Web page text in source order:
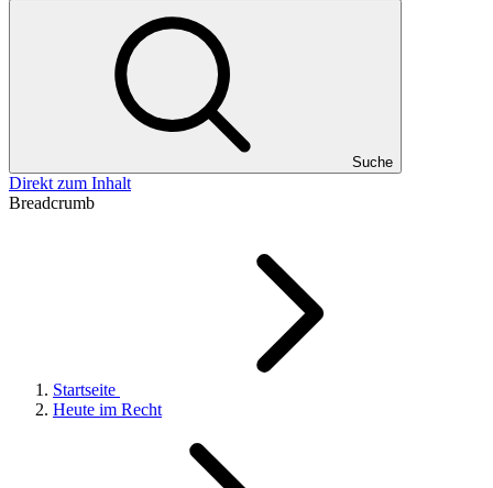
Suche
Direkt zum Inhalt
Breadcrumb
Startseite
Heute im Recht